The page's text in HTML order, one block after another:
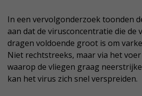
In een vervolgonderzoek toonden
aan dat de virusconcentratie die de
dragen voldoende groot is om
Niet rechtstreeks, maar via het
waarop de vliegen graag
kan het virus zich snel verspreiden.